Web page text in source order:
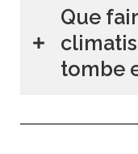
Que
tombe